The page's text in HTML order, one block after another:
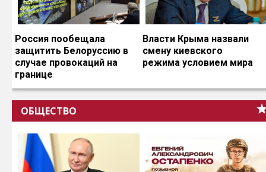
Россия пообещала
защитить Белоруссию в
случае провокаций на
границе
Власти Крыма назвали
смену киевского
режима условием мира
ОБЩЕСТВО